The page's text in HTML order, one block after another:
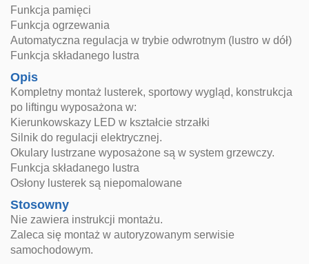
Funkcja pamięci
Funkcja ogrzewania
Automatyczna regulacja w trybie odwrotnym (lustro w dół)
Funkcja składanego lustra
Opis
Kompletny montaż lusterek, sportowy wygląd, konstrukcja
po liftingu wyposażona w:
Kierunkowskazy LED w kształcie strzałki
Silnik do regulacji elektrycznej.
Okulary lustrzane wyposażone są w system grzewczy.
Funkcja składanego lustra
Osłony lusterek są niepomalowane
Stosowny
Nie zawiera instrukcji montażu.
Zaleca się montaż w autoryzowanym serwisie
samochodowym.